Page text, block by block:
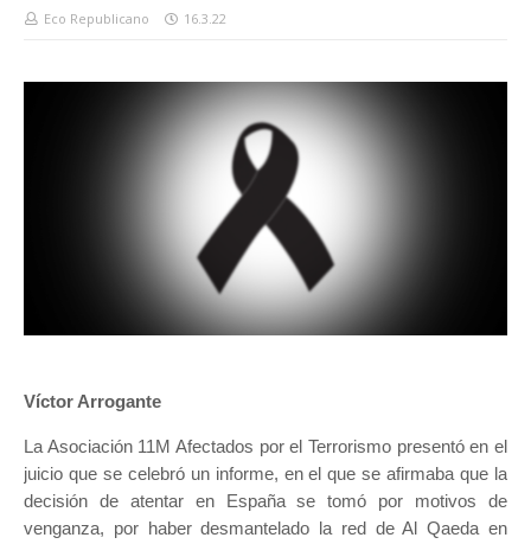
Eco Republicano 16.3.22
Víctor Arrogante
La Asociación 11M Afectados por el Terrorismo presentó en el
juicio que se celebró un informe, en el que se afirmaba que la
decisión de atentar en España se tomó por motivos de
venganza, por haber desmantelado la red de Al Qaeda en